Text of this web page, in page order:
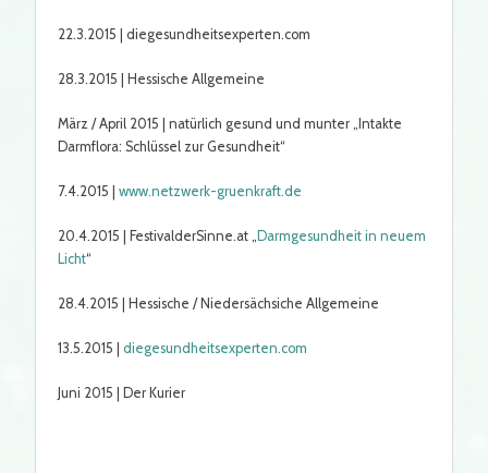
22.3.2015 | diegesundheitsexperten.com
28.3.2015 | Hessische Allgemeine
März / April 2015 | natürlich gesund und munter „Intakte
Darmflora: Schlüssel zur Gesundheit“
7.4.2015 | www.netzwerk-gruenkraft.de
20.4.2015 | FestivalderSinne.at „ Darmgesundheit in neuem
Licht“
28.4.2015 | Hessische / Niedersächsiche Allgemeine
13.5.2015 | diegesundheitsexperten.com
Juni 2015 | Der Kurier